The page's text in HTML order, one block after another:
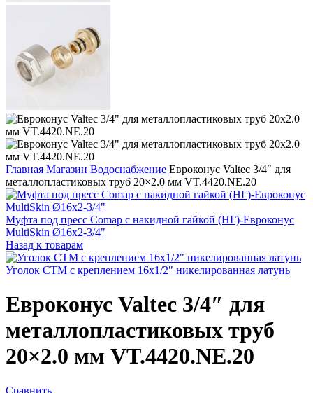
Главная Магазин Водоснабжение Евроконус Valtec 3/4″ для
металлопластиковых труб 20×2.0 мм VT.4420.NE.20
Муфта под пресс Comap с накидной гайкой (НГ)-Евроконус
MultiSkin Ø16x2-3/4"
Назад к товарам
Уголок СТМ с креплением 16х1/2" никелированная латунь
Евроконус Valtec 3/4″ для
металлопластиковых труб
20×2.0 мм VT.4420.NE.20
Сравнить